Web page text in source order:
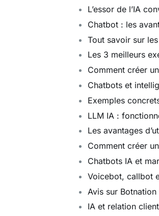
L’essor de l’IA
Chatbot : les
Tout savoir sur
Les 3 meilleurs
Comment créer
Chatbots et
Exemples
LLM IA :
Les avantages
Comment créer
Chatbots IA et
Voicebot, callbot
Avis sur
IA et relation